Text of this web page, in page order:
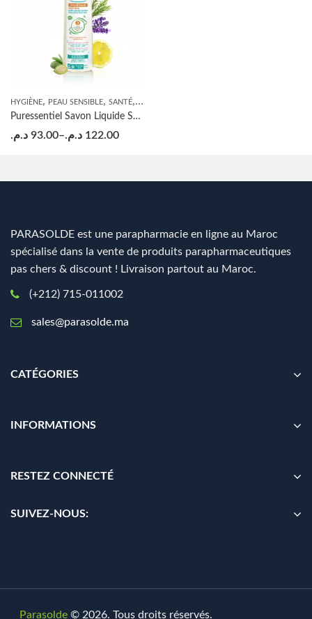
HYGIÈNE, PEAU SENSIBLE, SANTÉ, SAVON
Puressentiel Savon Liquide Surgras
93.00 د.م. – 122.00 د.م.
PARASOLDE est une parapharmacie en ligne au Maroc
spécialisé dans la vente de produits parapharmaceutiques
pas chers & discount ! Livraison partout au Maroc.
(+212) 715-011002
sales@parasolde.ma
CATÉGORIES
INFORMATIONS
RESTEZ CONNECTÉ
SUIVEZ-NOUS:
Parasolde© 2026. Tous droits réservés.